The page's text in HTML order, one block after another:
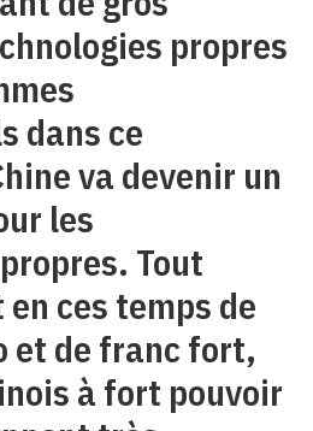
propres
dans ce
va devenir un
les
Tout
ces temps de
et de franc fort,
à fort pouvoir